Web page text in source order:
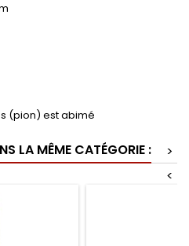
(pion) est abimé
LA MÊME CATÉGORIE :
>
<